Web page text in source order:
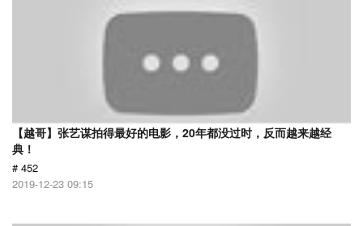
【越哥】张艺谋拍得最好的电影，20年都没过时，反而越来越经
典！
# 452
2019-12-23 09:15